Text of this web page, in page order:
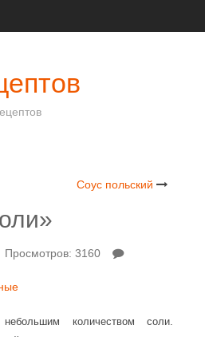
Соус польский
Просмотров: 3160
количеством соли.